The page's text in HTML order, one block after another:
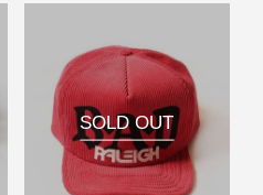
SOLD OUT